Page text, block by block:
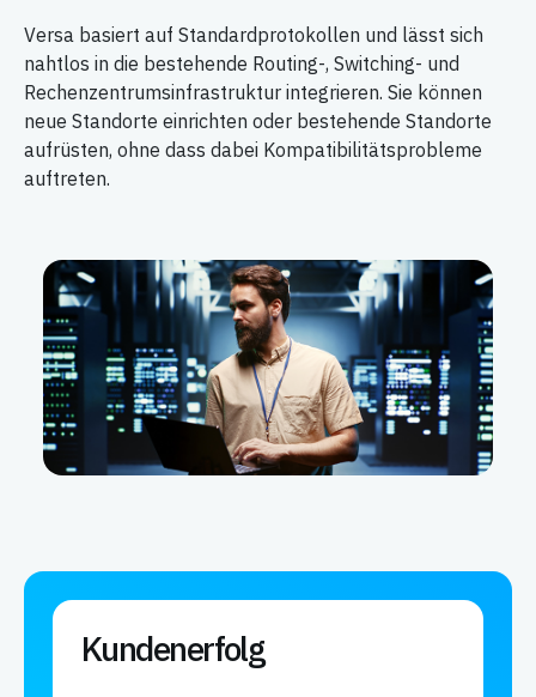
Versa basiert auf Standardprotokollen und lässt sich
nahtlos in die bestehende Routing-, Switching- und
Rechenzentrumsinfrastruktur integrieren. Sie können
neue Standorte einrichten oder bestehende Standorte
aufrüsten, ohne dass dabei Kompatibilitätsprobleme
auftreten.
Kundenerfolg